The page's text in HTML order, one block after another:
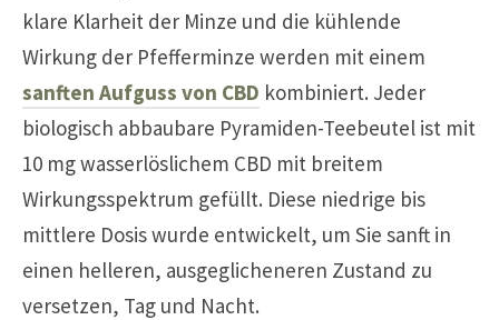
klare Klarheit der Minze und die kühlende
Wirkung der Pfefferminze werden mit einem
sanften Aufguss von CBD kombiniert. Jeder
biologisch abbaubare Pyramiden-Teebeutel ist mit
10 mg wasserlöslichem CBD mit breitem
Wirkungsspektrum gefüllt. Diese niedrige bis
mittlere Dosis wurde entwickelt, um Sie sanft in
einen helleren, ausgeglicheneren Zustand zu
versetzen, Tag und Nacht.